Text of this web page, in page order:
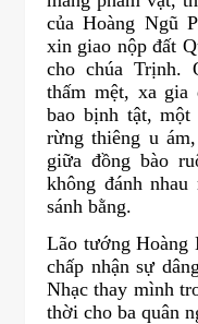
của Hoàng Ngũ
xin giao nộp đất
cho chúa Trịnh.
thấm mệt, xa
bao bịnh tật,
rừng thiêng u
giữa đồng bào
không đánh
sánh bằng.
Lão tướng Hoàng
chấp nhận sự
Nhạc thay mình
thời cho ba quân